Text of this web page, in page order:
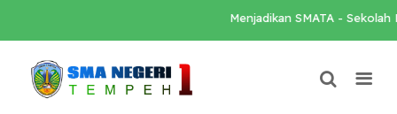
Menjadikan SMATA - Sekolah